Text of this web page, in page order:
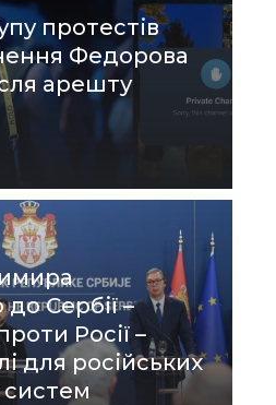
протестів
Федорова
арешту
Сербії –
Росії –
для російських
систем